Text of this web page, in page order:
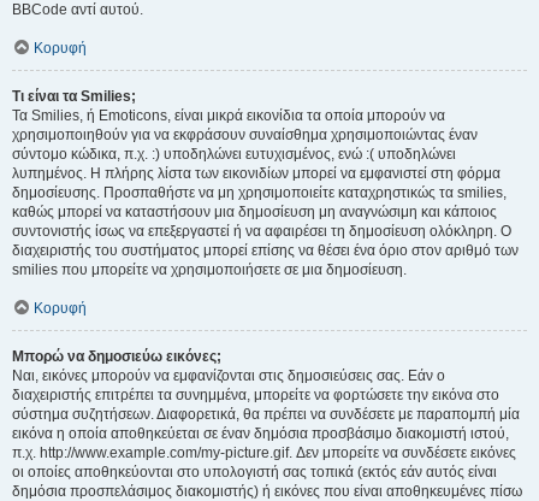
BBCode αντί αυτού.
Κορυφή
Τι είναι τα Smilies;
Τα Smilies, ή Emoticons, είναι μικρά εικονίδια τα οποία μπορούν να
χρησιμοποιηθούν για να εκφράσουν συναίσθημα χρησιμοποιώντας έναν
σύντομο κώδικα, π.χ. :) υποδηλώνει ευτυχισμένος, ενώ :( υποδηλώνει
λυπημένος. Η πλήρης λίστα των εικονιδίων μπορεί να εμφανιστεί στη φόρμα
δημοσίευσης. Προσπαθήστε να μη χρησιμοποιείτε καταχρηστικώς τα smilies,
καθώς μπορεί να καταστήσουν μια δημοσίευση μη αναγνώσιμη και κάποιος
συντονιστής ίσως να επεξεργαστεί ή να αφαιρέσει τη δημοσίευση ολόκληρη. Ο
διαχειριστής του συστήματος μπορεί επίσης να θέσει ένα όριο στον αριθμό των
smilies που μπορείτε να χρησιμοποιήσετε σε μια δημοσίευση.
Κορυφή
Μπορώ να δημοσιεύω εικόνες;
Ναι, εικόνες μπορούν να εμφανίζονται στις δημοσιεύσεις σας. Εάν ο
διαχειριστής επιτρέπει τα συνημμένα, μπορείτε να φορτώσετε την εικόνα στο
σύστημα συζητήσεων. Διαφορετικά, θα πρέπει να συνδέσετε με παραπομπή μία
εικόνα η οποία αποθηκεύεται σε έναν δημόσια προσβάσιμο διακομιστή ιστού,
π.χ. http://www.example.com/my-picture.gif. Δεν μπορείτε να συνδέσετε εικόνες
οι οποίες αποθηκεύονται στο υπολογιστή σας τοπικά (εκτός εάν αυτός είναι
δημόσια προσπελάσιμος διακομιστής) ή εικόνες που είναι αποθηκευμένες πίσω